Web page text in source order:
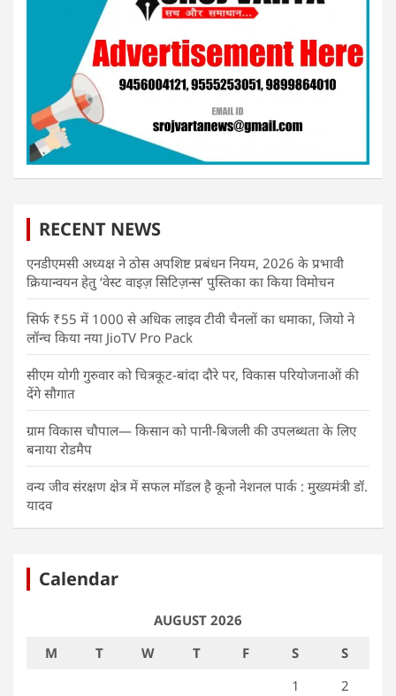
RECENT NEWS
एनडीएमसी अध्यक्ष ने ठोस अपशिष्ट प्रबंधन नियम, 2026 के प्रभावी
क्रियान्वयन हेतु ‘वेस्ट वाइज़ सिटिज़न्स’ पुस्तिका का किया विमोचन
सिर्फ ₹55 में 1000 से अधिक लाइव टीवी चैनलों का धमाका, जियो ने
लॉन्च किया नया JioTV Pro Pack
सीएम योगी गुरुवार को चित्रकूट-बांदा दौरे पर, विकास परियोजनाओं की
देंगे सौगात
ग्राम विकास चौपाल— किसान को पानी-बिजली की उपलब्धता के लिए
बनाया रोडमैप
वन्य जीव संरक्षण क्षेत्र में सफल मॉडल है कूनो नेशनल पार्क : मुख्यमंत्री डॉ.
यादव
Calendar
AUGUST 2026
M
T W T F S
S
1
2